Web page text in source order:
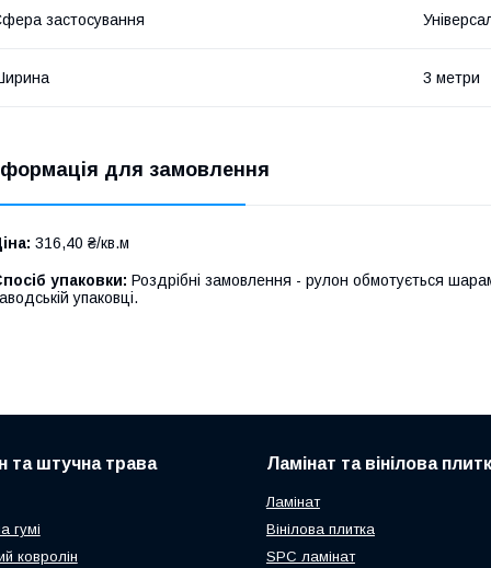
застосування
3 метри
для замовлення
316,40 ₴/кв.м
упаковки: Роздрібні замовлення - рулон обмотується
упаковці.
та штучна трава
гумі
ковролін
Ламінат та вінілова
Ламінат
Вінілова плитка
SPC ламінат